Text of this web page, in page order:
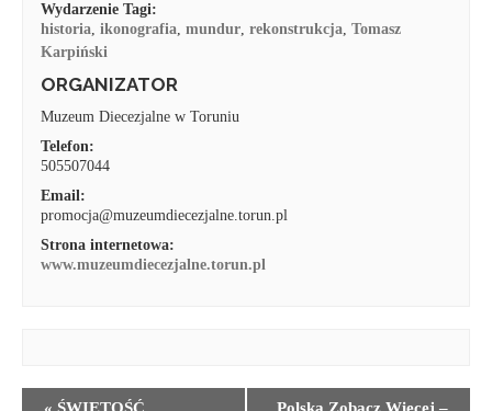
Wydarzenie Tagi:
historia,ikonografia,mundur,rekonstrukcja,Tomasz
Karpiński
ORGANIZATOR
Muzeum Diecezjalne w Toruniu
Telefon:
505507044
Email:
promocja@muzeumdiecezjalne.torun.pl
Strona internetowa:
www.muzeumdiecezjalne.torun.pl
WYDARZENIE